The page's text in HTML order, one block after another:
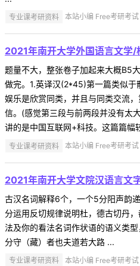
专业课考研资料 本站小编 Free考研考
2021年南开大学外国语言文学/
题量不大，整张卷子加起来大概B5
做完。1.英译汉(2*45)第一篇类似于
娱乐是欣赏同类，并且与同类交流
信。(感觉第三段与前两段并没有太
讲的是中国互联网+科技。这篇篇幅
专业课考研资料 本站小编 Free考研考
2021年南开大学文院汉语言文
古汉名词解释6个，一个5分阳声韵
分运用反切规律说明杜，德古切丹
法及你的看法名词作状语的语义类
分守（藏）者也夫道若大路 ...
专业课考研资料 本站小编 Free考研考